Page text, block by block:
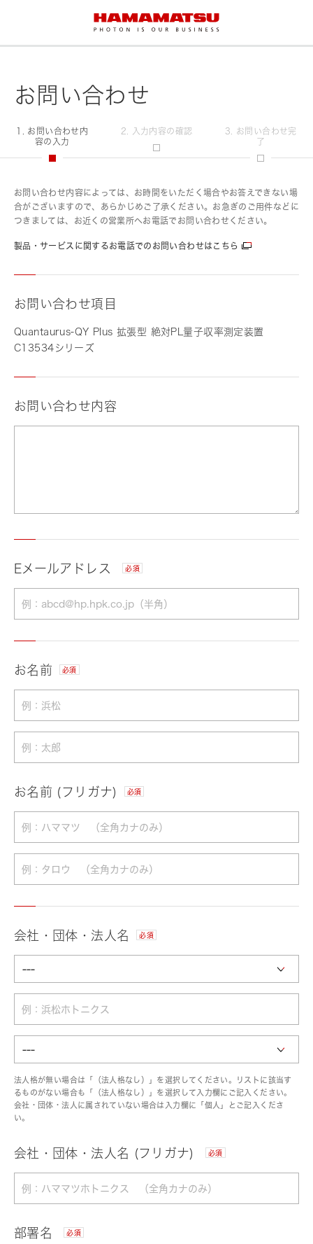
お問い合わせ
1. お問い合わせ内
容の入力
2. 入力内容の確認
3. お問い合わせ完
了
お問い合わせ内容によっては、お時間をいただく場合やお答えできない場
合がございますので、あらかじめご了承ください。お急ぎのご用件などに
つきましては、お近くの営業所へお電話でお問い合わせください。
製品・サービスに関するお電話でのお問い合わせはこちら
お問い合わせ項目
Quantaurus-QY Plus 拡張型 絶対PL量子収率測定装置
C13534シリーズ
お問い合わせ内容
Eメールアドレス 必須
お名前 必須
お名前 (フリガナ) 必須
会社・団体・法人名 必須
法人格が無い場合は「（法人格なし）」を選択してください。リストに該当す
るものがない場合も「（法人格なし）」を選択して入力欄にご記入ください。
会社・団体・法人に属されていない場合は入力欄に「個人」とご記入くださ
い。
会社・団体・法人名 (フリガナ) 必須
部署名 必須